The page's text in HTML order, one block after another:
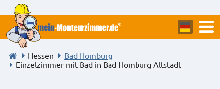
Hessen
Bad Homburg
Einzelzimmer mit Bad in Bad Homburg Altstadt